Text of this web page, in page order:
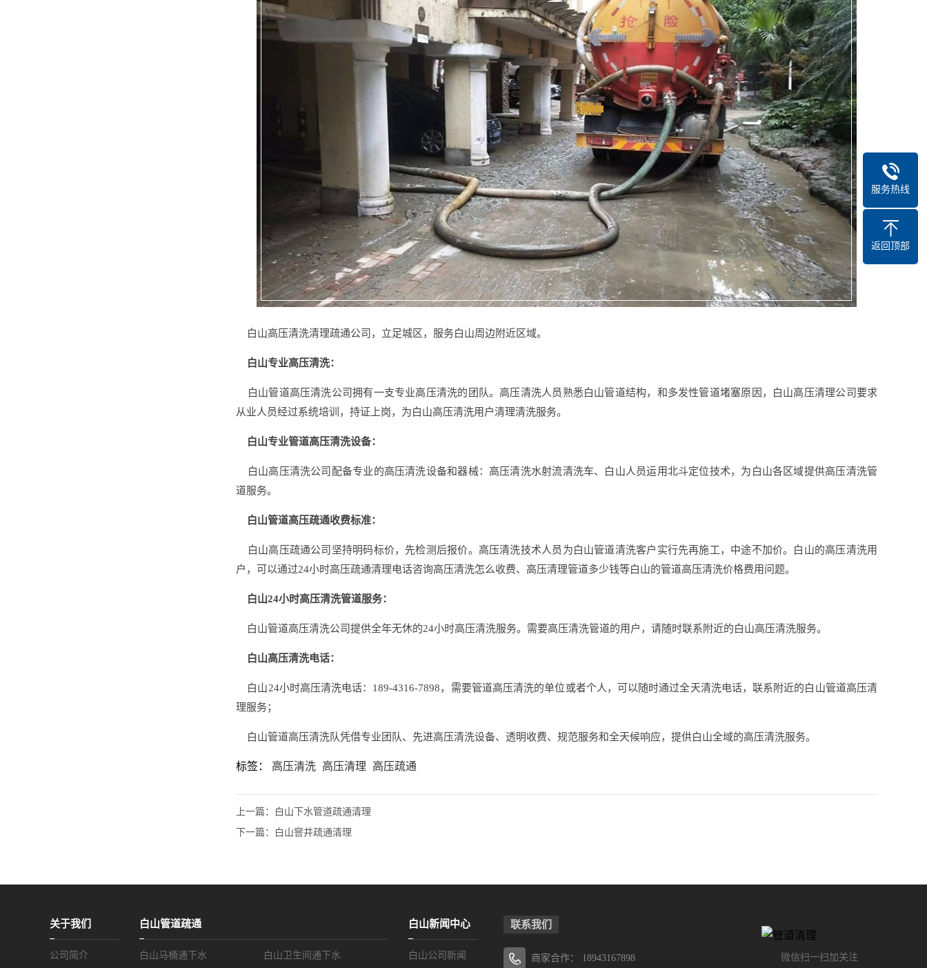
白山高压清洗清理疏通公司，立足城区，服务白山周边附近区域。
白山专业高压清洗：
白山管道高压清洗公司拥有一支专业高压清洗的团队。高压清洗人员熟悉白山管道结构，和多发性管道堵塞原因，白山高压清理公司要求
从业人员经过系统培训，持证上岗，为白山高压清洗用户清理清洗服务。
白山专业管道高压清洗设备：
白山高压清洗公司配备专业的高压清洗设备和器械：高压清洗水射流清洗车、白山人员运用北斗定位技术，为白山各区域提供高压清洗管
道服务。
白山管道高压疏通收费标准：
白山高压疏通公司坚持明码标价，先检测后报价。高压清洗技术人员为白山管道清洗客户实行先再施工，中途不加价。白山的高压清洗用
户，可以通过24小时高压疏通清理电话咨询高压清洗怎么收费、高压清理管道多少钱等白山的管道高压清洗价格费用问题。
白山24小时高压清洗管道服务：
白山管道高压清洗公司提供全年无休的24小时高压清洗服务。需要高压清洗管道的用户，请随时联系附近的白山高压清洗服务。
白山高压清洗电话：
白山24小时高压清洗电话：189-4316-7898，需要管道高压清洗的单位或者个人，可以随时通过全天清洗电话，联系附近的白山管道高压清
理服务；
白山管道高压清洗队凭借专业团队、先进高压清洗设备、透明收费、规范服务和全天候响应，提供白山全域的高压清洗服务。
标签： 高压清洗 高压清理 高压疏通
上一篇：
白山下水管道疏通清理
下一篇：
白山窨井疏通清理
关于我们
公司简介
白山管道疏通
白山马桶通下水 白山卫生间通下水
白山新闻中心
白山公司新闻 微信扫一扫加关注
联系我们
商家合作： 18943167898
服务热线
返回顶部